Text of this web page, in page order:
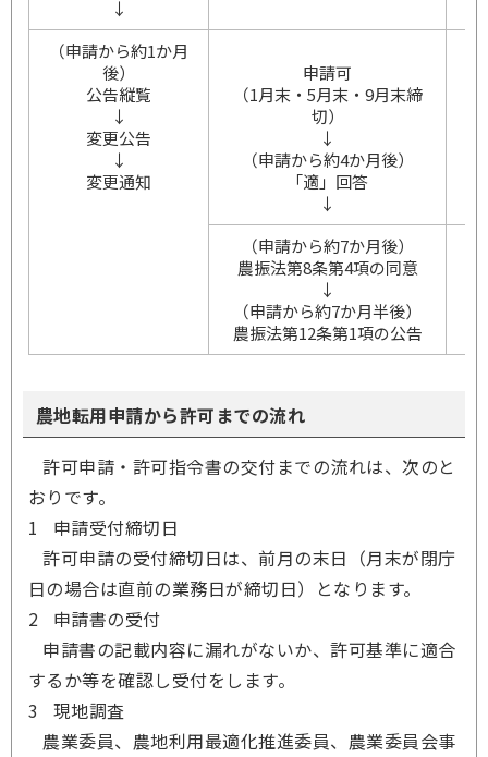
↓
（申請から約1か月
後）
公告縦覧
↓
変更公告
↓
変更通知
申請可
（1月末・5月末・9月末締
切）
↓
（申請から約4か月後）
「適」回答
↓
（申請から約7か月後）
農振法第8条第4項の同意
↓
（申請から約7か月半後）
農振法第12条第1項の公告
農地転用申請から許可までの流れ
許可申請・許可指令書の交付までの流れは、次のと
おりです。
1 申請受付締切日
許可申請の受付締切日は、前月の末日（月末が閉庁
日の場合は直前の業務日が締切日）となります。
2 申請書の受付
申請書の記載内容に漏れがないか、許可基準に適合
するか等を確認し受付をします。
3 現地調査
農業委員、農地利用最適化推進委員、農業委員会事